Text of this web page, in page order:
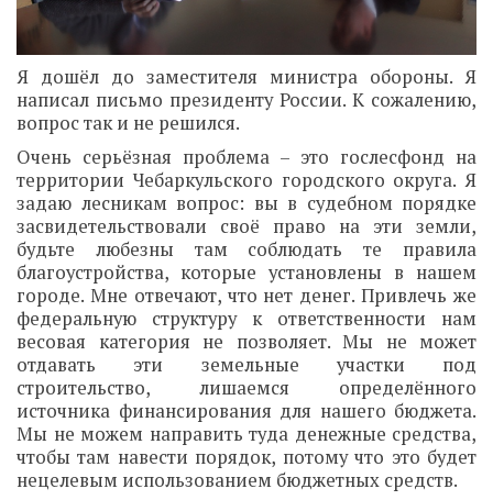
Я дошёл до заместителя министра обороны. Я
написал письмо президенту России. К сожалению,
вопрос так и не решился.
Очень серьёзная проблема – это гослесфонд на
территории Чебаркульского городского округа. Я
задаю лесникам вопрос: вы в судебном порядке
засвидетельствовали своё право на эти земли,
будьте любезны там соблюдать те правила
благоустройства, которые установлены в нашем
городе. Мне отвечают, что нет денег. Привлечь же
федеральную структуру к ответственности нам
весовая категория не позволяет. Мы не может
отдавать эти земельные участки под
строительство, лишаемся определённого
источника финансирования для нашего бюджета.
Мы не можем направить туда денежные средства,
чтобы там навести порядок, потому что это будет
нецелевым использованием бюджетных средств.